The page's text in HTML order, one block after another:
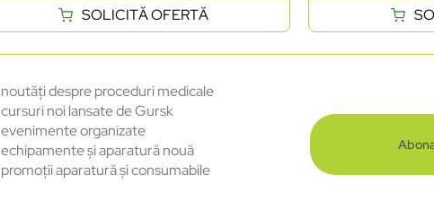
SOLICITĂ OFERTĂ
noutăți despre proceduri medicale
cursuri noi lansate de Gursk
evenimente organizate
echipamente și aparatură nouă
promoții aparatură și consumabile